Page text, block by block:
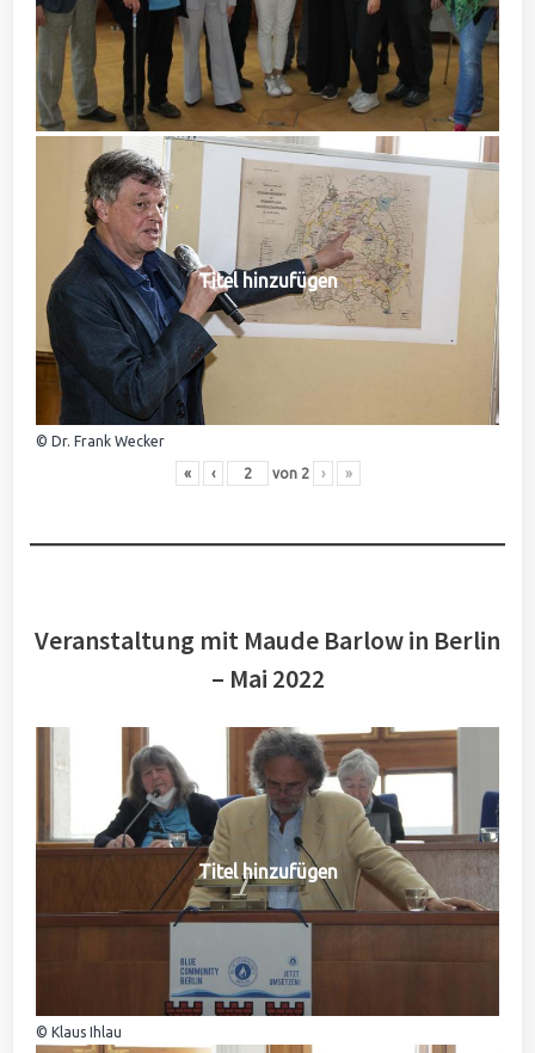
Titel hinzufügen
© Dr. Frank Wecker
« ‹ von 2 › »
Veranstaltung mit Maude Barlow in Berlin
– Mai 2022
Titel hinzufügen
© Klaus Ihlau